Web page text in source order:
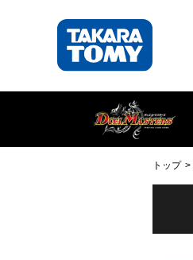
トップ